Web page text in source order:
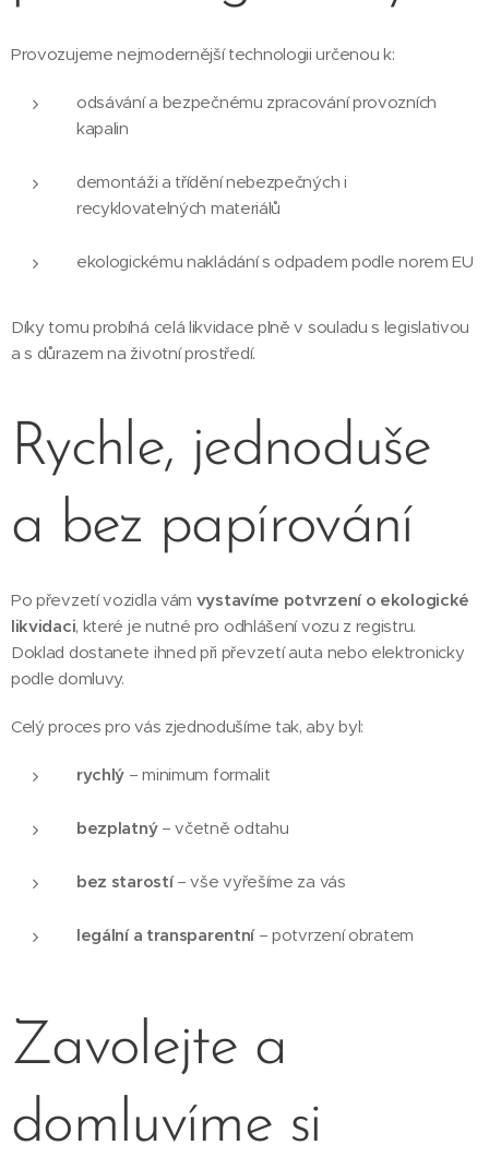
Provozujeme nejmodernější technologii určenou k:
odsávání a bezpečnému zpracování provozních
kapalin
demontáži a třídění nebezpečných i
recyklovatelných materiálů
ekologickému nakládání s odpadem podle norem EU
Díky tomu probíhá celá likvidace plně v souladu s legislativou
a s důrazem na životní prostředí.
Rychle, jednoduše
a bez papírování
Po převzetí vozidla vám vystavíme potvrzení o ekologické
likvidaci, které je nutné pro odhlášení vozu z registru.
Doklad dostanete ihned při převzetí auta nebo elektronicky
podle domluvy.
Celý proces pro vás zjednodušíme tak, aby byl:
rychlý – minimum formalit
bezplatný– včetně odtahu
bez starostí– vše vyřešíme za vás
legální a transparentní– potvrzení obratem
Zavolejte a
domluvíme si